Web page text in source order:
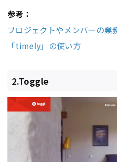
参考：
プロジェクトやメンバーの業
「timely」の使い方
2.Toggle